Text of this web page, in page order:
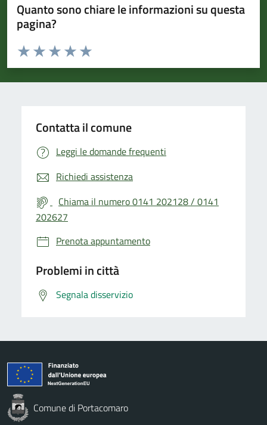
Quanto sono chiare le informazioni su questa
pagina?
Valuta da 1 a 5 stelle la pagina
Valuta 5 stelle su 5
Valuta 4 stelle su 5
Valuta 3 stelle su 5
Valuta 2 stelle su 5
Valuta 1 stelle su 5
Contatta il comune
Leggi le domande frequenti
Richiedi assistenza
Chiama il numero 0141 202128 / 0141
202627
Prenota appuntamento
Problemi in città
Segnala disservizio
Comune di Portacomaro